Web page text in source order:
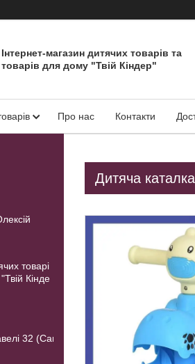
Інтернет-магазин дитячих товарів та
товарів для дому "Твій Кіндер"
Про нас Контакти
Дитяча
товарі
Кінде
32 (Самовивозу товару немає). 01033